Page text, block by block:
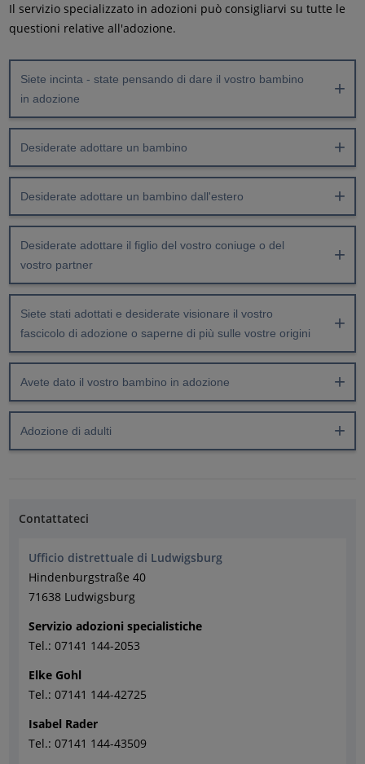
Il servizio specializzato in adozioni può consigliarvi su tutte le
questioni relative all'adozione.
Siete incinta - state pensando di dare il vostro bambino
in adozione
Desiderate adottare un bambino
Desiderate adottare un bambino dall'estero
Desiderate adottare il figlio del vostro coniuge o del
vostro partner
Siete stati adottati e desiderate visionare il vostro
fascicolo di adozione o saperne di più sulle vostre origini
Avete dato il vostro bambino in adozione
Adozione di adulti
Contattateci
Ufficio distrettuale di Ludwigsburg
Hindenburgstraße 40
71638 Ludwigsburg
Servizio adozioni specialistiche
Tel.: 07141 144-2053
Elke Gohl
Tel.: 07141 144-42725
Isabel Rader
Tel.: 07141 144-43509